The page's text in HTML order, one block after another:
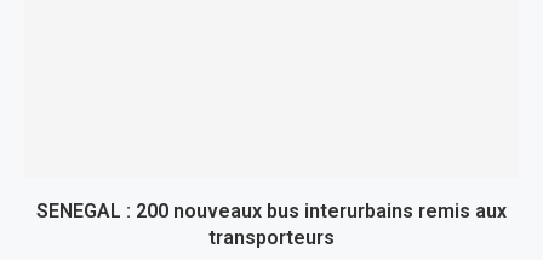
SENEGAL : 200 nouveaux bus interurbains remis aux
transporteurs